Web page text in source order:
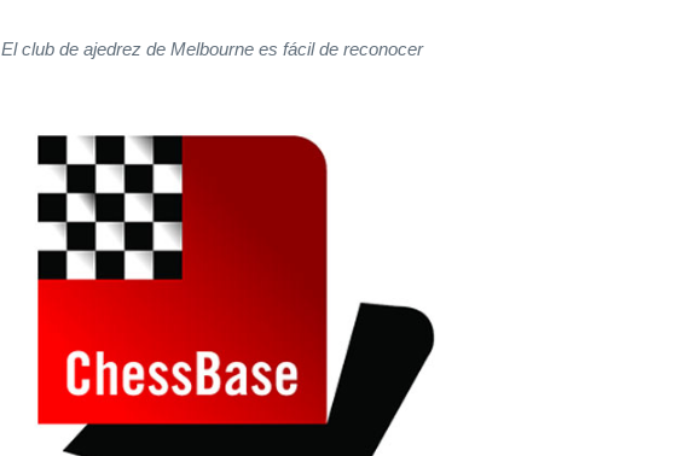
El club de ajedrez de Melbourne es fácil de reconocer